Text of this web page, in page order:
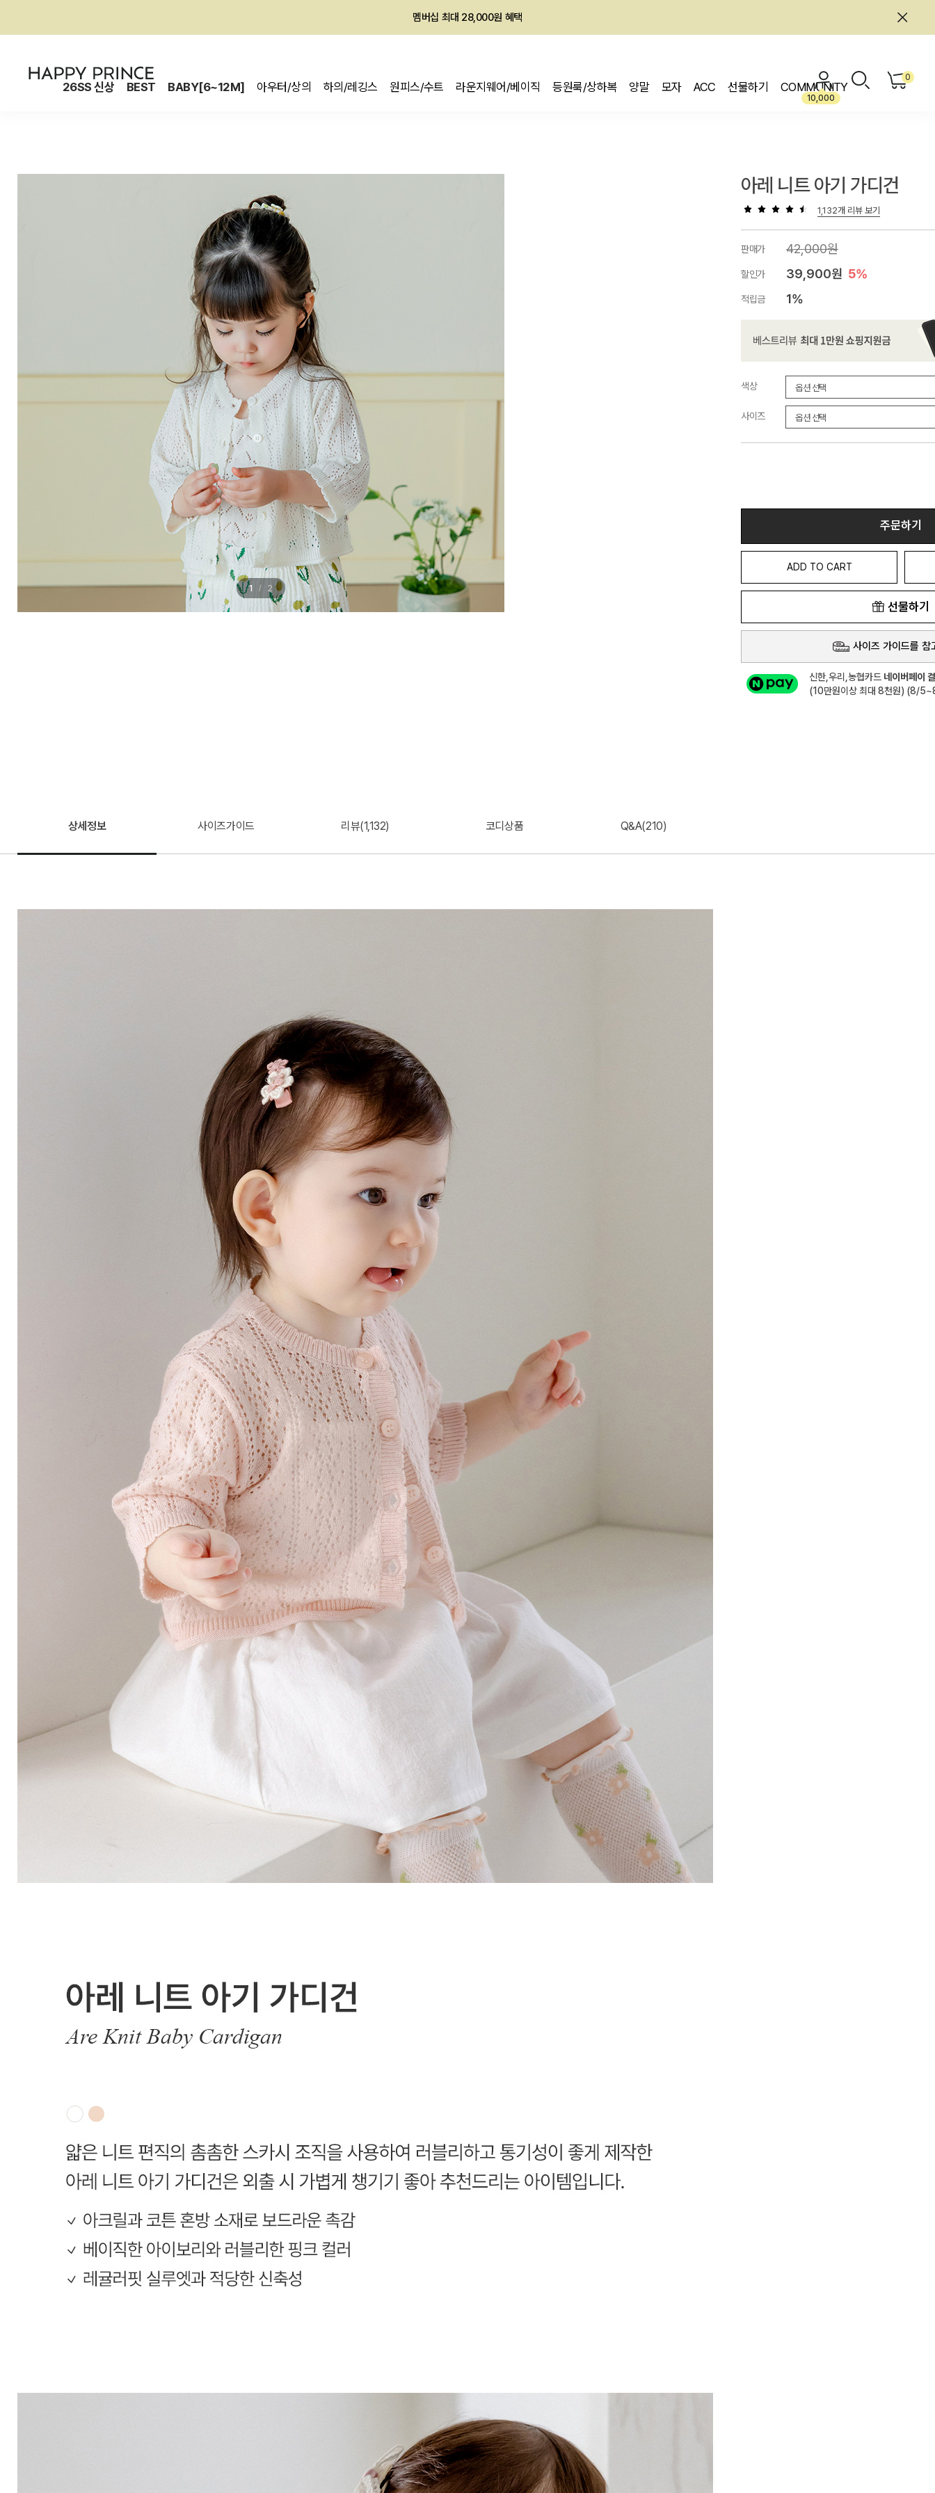
멤버십 최대 28,000원 혜택
26SS 신상 BEST BABY[6~12M] 아우터/상의 하의/레깅스 원피스/수트 라운지웨어/베이직 등원룩/상하복 양말 모자 ACC 선물하기 COMMUNITY
10,000
0
1 / 2
아레 니트 아기 가디건
1,132개 리뷰 보기
판매가 42,000원
할인가 39,900원 5%
적립금 1%
색상
사이즈
주문하기
ADD TO CART
선물하기
사이즈 가이드를 참
신한,우리,농협카드 네이버페이
(10만원이상 최대 8천원) (8/
상세정보 사이즈가이드 리뷰(1,132) 코디상품 Q&A(210)